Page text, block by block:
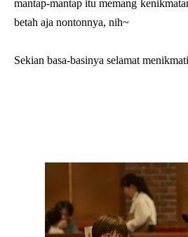
mantap-mantap itu memang
betah aja nontonnya, nih~
Sekian basa-basinya selamat